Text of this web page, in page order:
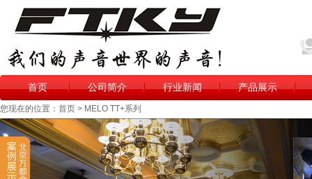
首页 公司简介 行业新闻 产品展示
您现在的位置：首页 > MELO TT+系列